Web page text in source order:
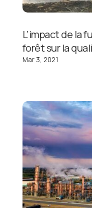
L’impact de la
forêt sur la
Mar 3, 2021